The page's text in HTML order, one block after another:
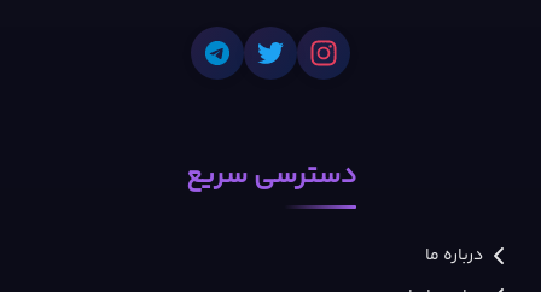
دسترسی سریع
درباره ما